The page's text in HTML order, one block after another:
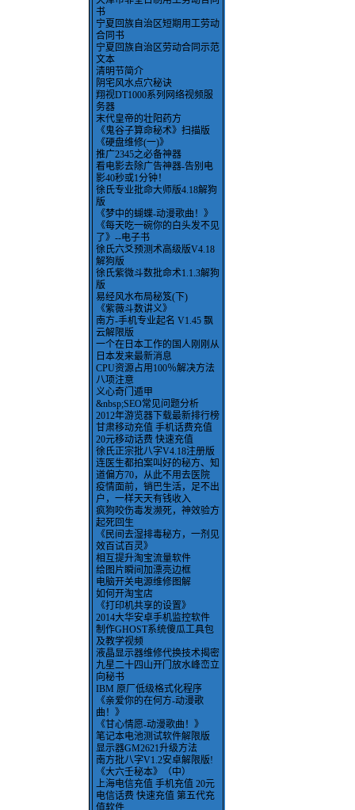
书
宁夏回族自治区短期用工劳动
合同书
宁夏回族自治区劳动合同示范
文本
清明节简介
阴宅风水点穴秘诀
翔视DT1000系列网络视频服
务器
末代皇帝的壮阳药方
《鬼谷子算命秘术》扫描版
《硬盘维修(一)》
推广2345之必备神器
看电影去除广告神器-告别电
影40秒或1分钟！
徐氏专业批命大师版4.18解狗
版
《梦中的蝴蝶-动漫歌曲！》
《每天吃一碗你的白头发不见
了》--电子书
徐氏六爻预测术高级版V4.18
解狗版
徐氏紫微斗数批命术1.1.3解狗
版
易经风水布局秘笈(下)
《紫薇斗数讲义》
南方-手机专业起名 V1.45 飘
云解限版
一个在日本工作的国人刚刚从
日本发来最新消息
CPU资源占用100％解决方法
八项注意
义心奇门遁甲
&nbsp;SEO常见问题分析
2012年游览器下载最新排行榜
甘肃移动充值 手机话费充值
20元移动话费 快速充值
徐氏正宗批八字V4.18注册版
连医生都拍案叫好的秘方、知
道偏方70，从此不用去医院
疫情面前，销巴生活，足不出
户，一样天天有钱收入
疯狗咬伤毒发濒死，神效验方
起死回生
《民间去湿排毒秘方，一剂见
效百试百灵》
相互提升淘宝流量软件
给图片瞬间加漂亮边框
电脑开关电源维修图解
如何开淘宝店
《打印机共享的设置》
2014大华安卓手机监控软件
制作GHOST系统傻瓜工具包
及教学视频
液晶显示器维修代换技术揭密
九星二十四山开门放水峰峦立
向秘书
IBM 原厂低级格式化程序
《亲爱你的在何方-动漫歌
曲！》
《甘心情愿-动漫歌曲！》
笔记本电池测试软件解限版
显示器GM2621升级方法
南方批八字V1.2安卓解限版!
《大六壬秘本》（中）
上海电信充值 手机充值 20元
电信话费 快速充值 第五代充
值软件